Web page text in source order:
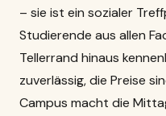
– sie ist ein sozialer
Studierende aus allen
Tellerrand hinaus
zuverlässig, die Preise
Campus macht die